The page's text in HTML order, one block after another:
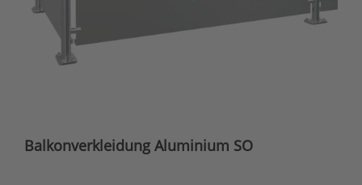
Balkonverkleidung Aluminium SO